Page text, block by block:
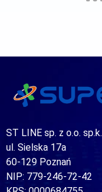
ST LINE sp. z o.o. sp.k.
ul. Sielska 17a
60-129 Poznań
NIP: 779-246-72-42